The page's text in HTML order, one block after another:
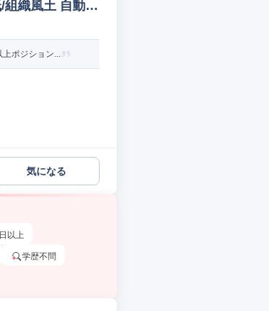
組織風土 自動
ポジション...
気になる
以上
学歴不問